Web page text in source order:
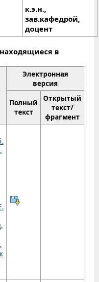
к.э.н.,
зав.кафедрой,
доцент
в
Электронная
версия
Полный
текст
Открытый
текст/
фрагмент